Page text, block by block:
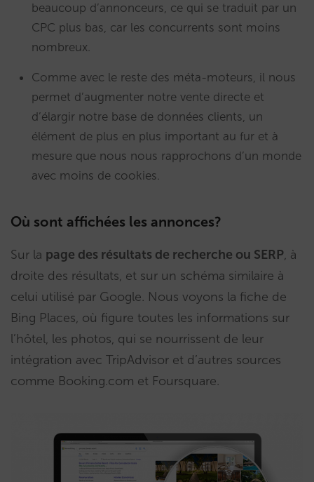
beaucoup d’annonceurs, ce qui se traduit par un
CPC plus bas, car les concurrents sont moins
nombreux.
Comme avec le reste des méta-moteurs, il nous
permet d’augmenter notre vente directe et
d’élargir notre base de données clients, un
élément de plus en plus important au fur et à
mesure que nous nous rapprochons d’un monde
avec moins de cookies.
Où sont affichées les annonces?
Sur la page des résultats de recherche ou SERP, à
droite des résultats, et sur un schéma similaire à
celui utilisé par Google. Nous voyons la fiche de
Bing Places, où figure toutes les informations sur
l’hôtel, les photos, qui se nourrissent de leur
intégration avec TripAdvisor et d’autres sources
comme Booking.com et Foursquare.